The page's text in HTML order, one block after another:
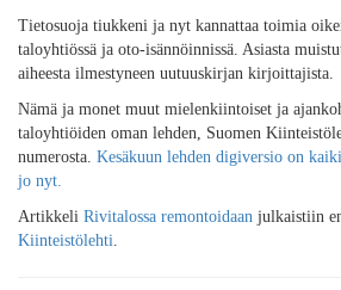
Tietosuoja tiukkeni ja nyt kannattaa toimia
taloyhtiössä ja oto-isännöinnissä. Asiasta
aiheesta ilmestyneen uutuuskirjan kirjoittajista.
Nämä ja monet muut mielenkiintoiset ja
taloyhtiöiden oman lehden, Suomen
numerosta. Kesäkuun lehden digiversio on
jo nyt.
Artikkeli Rivitalossa remontoidaan julkaistiin
Kiinteistölehti.